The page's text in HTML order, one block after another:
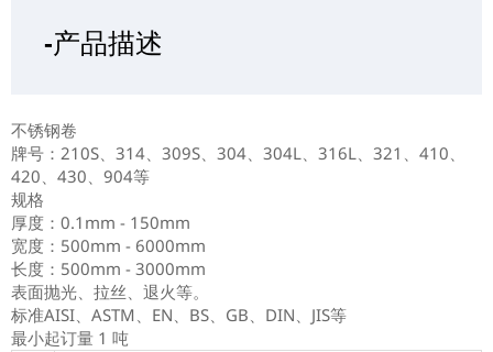
-产品描述
不锈钢卷
牌号：210S、314、309S、304、304L、316L、321、410、
420、430、904等
规格
厚度：0.1mm - 150mm
宽度：500mm - 6000mm
长度：500mm - 3000mm
表面抛光、拉丝、退火等。
标准AISI、ASTM、EN、BS、GB、DIN、JIS等
最小起订量 1 吨
—产品展示
-厂房
-产品包装